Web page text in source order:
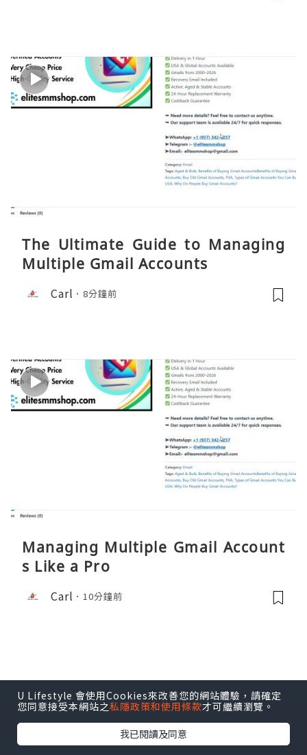
The Ultimate Guide to Managing
Multiple Gmail Accounts
Carl 8分鐘前
Managing Multiple Gmail Account
s Like a Pro
Carl 10分鐘前
生活
U Lifestyle 會使用Cookies來改善您的網站體驗，請確定
您同意接受本網站之私隱政策和使用條款才可繼續瀏覽。
我已閱讀及同意